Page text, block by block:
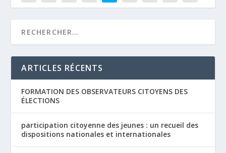
ARTICLES RÉCENTS
FORMATION DES OBSERVATEURS CITOYENS DES
ÉLECTIONS
participation citoyenne des jeunes : un recueil des
dispositions nationales et internationales